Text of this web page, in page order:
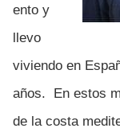
ento y
llevo
viviendo en
años. En estos
de la costa